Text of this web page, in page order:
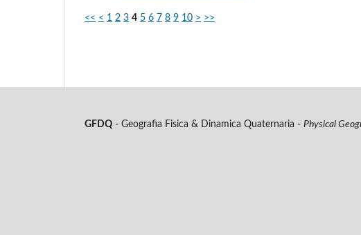
<< < 1 2 3 4 5 6 7 8 9 10 > >>
GFDQ - Geografia Fisica & Dinamica Quaternaria - Physical